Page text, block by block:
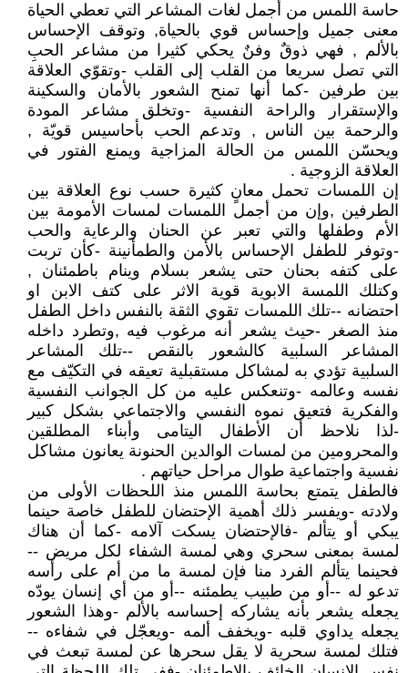
حاسة اللمس من أجمل لغات المشاعر التي تعطي الحياة
معنى جميل وإحساس قوي بالحياة, وتوقف الإحساس
بالألم , فهي ذوقٌ وفنٌ يحكي كثيرا من مشاعر الحبِ
التي تصل سريعا من القلب إلى القلب -وتقوّي العلاقة
بين طرفين -كما أنها تمنح الشعور بالأمان والسكينة
والإستقرار والراحة النفسية -وتخلق مشاعر المودة
والرحمة بين الناس , وتدعم الحب بأحاسيس قويّة ,
ويحسّن اللمس من الحالة المزاجية ويمنع الفتور في
العلاقة الزوجية .
إن اللمسات تحمل معانٍ كثيرة حسب نوع العلاقة بين
الطرفين ,وإن من أجمل اللمسات لمسات الأمومة بين
الأم وطفلها والتي تعبر عن الحنان والرعاية والحب
-وتوفر للطفل الإحساس بالأمن والطمأنينة -كأن تربت
على كتفه بحنان حتى يشعر بسلام وينام باطمئنان ,
وكتلك اللمسة الابوية قوية الاثر على كتف الابن او
احتضانه --تلك اللمسات تقوي الثقة بالنفس داخل الطفل
منذ الصغر -حيث يشعر أنه مرغوب فيه ,وتطرد داخله
المشاعر السلبية كالشعور بالنقص --تلك المشاعر
السلبية تؤدي به لمشاكل مستقبلية تعيقه في التكيّف مع
نفسه وعالمه -وتنعكس عليه من كل الجوانب النفسية
والفكرية فتعيق نموه النفسي والاجتماعي بشكل كبير
-لذا نلاحظ أن الأطفال اليتامى وأبناء المطلقين
والمحرومين من لمسات الوالدين الحنونة يعانون مشاكل
نفسية واجتماعية طوال مراحل حياتهم .
فالطفل يتمتع بحاسة اللمس منذ اللحظات الأولى من
ولادته -ويفسر ذلك أهمية الإحتضان للطفل خاصة حينما
يبكي أو يتألم -فالإحتضان يسكت آلامه -كما أن هناك
لمسة بمعنى سحري وهي لمسة الشفاء لكل مريض --
فحينما يتألم الفرد منا فإن لمسة ما من أم على رأسه
تدعو له --أو من طبيب يطمئنه --أو من أي إنسان يودّه
يجعله يشعر بأنه يشاركه إحساسه بالألم -وهذا الشعور
يجعله يداوي قلبه -ويخفف ألمه -ويعجّل في شفاءه --
فتلك لمسة سحرية لا يقل سحرها عن لمسة تبعث في